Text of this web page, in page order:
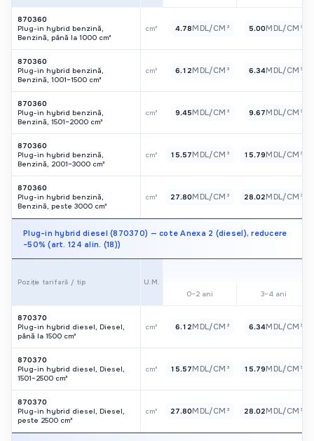
870360
Plug-in hybrid benzină,
Benzină, până la 1000 cm³
cm³ 4.78MDL/CM³ 5.00MDL/CM³
870360
Plug-in hybrid benzină,
Benzină, 1001–1500 cm³
cm³ 6.12MDL/CM³ 6.34MDL/CM³
870360
Plug-in hybrid benzină,
Benzină, 1501–2000 cm³
cm³ 9.45MDL/CM³ 9.67MDL/CM³
870360
Plug-in hybrid benzină,
Benzină, 2001–3000 cm³
cm³ 15.57MDL/CM³ 15.79MDL/CM³
870360
Plug-in hybrid benzină,
Benzină, peste 3000 cm³
cm³ 27.80MDL/CM³ 28.02MDL/CM³
Plug-in hybrid diesel (870370) — cote Anexa 2 (diesel), reducere
−50% (art. 124 alin. (18))
Poziție tarifară / tip
U.M.
0–2 ani
3–4 ani
870370
Plug-in hybrid diesel, Diesel,
până la 1500 cm³
cm³ 6.12MDL/CM³ 6.34MDL/CM³
870370
Plug-in hybrid diesel, Diesel,
1501–2500 cm³
cm³ 15.57MDL/CM³ 15.79MDL/CM³
870370
Plug-in hybrid diesel, Diesel,
peste 2500 cm³
cm³ 27.80MDL/CM³ 28.02MDL/CM³